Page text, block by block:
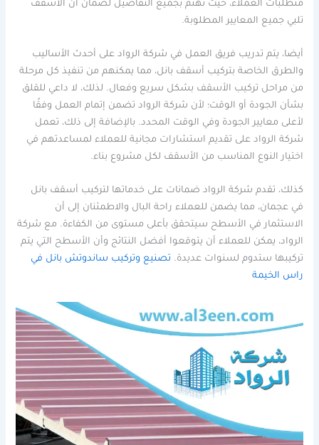
متطلبات العملاء، حيث تهتم بجميع التفاصيل لضمان أن الأسقف
تلبي جميع المعايير المطلوبة.
أيضا، يتم تدريب فريق العمل في شركة الرواد على أحدث الأساليب
والطرق الخاصة بتركيب أسقف بانل، مما يمكنهم من تنفيذ كل مرحلة
من مراحل تركيب الأسقف بشكل سريع وفعال. لذلك، لا داعي للقلق
بشأن الجودة أو الوقت؛ لأن شركة الرواد تضمن إتمام العمل وفقًا
لأعلى معايير الجودة وفي الوقت المحدد. بالإضافة إلى ذلك، تعمل
شركة الرواد على تقديم استشارات مجانية للعملاء لمساعدتهم في
اختيار النوع المناسب من الأسقف لكل مشروع بناء.
كذلك، تقدم شركة الرواد ضمانات على خدماتها لتركيب أسقف بانل
في عجمان، مما يضمن للعملاء راحة البال والاطمئنان إلى أن
الاستثمار في الأسطح سيتحقق بأعلى مستوى من الكفاءة. مع شركة
الرواد، يمكن للعملاء أن يتوقعوا أفضل النتائج وأن الأسطح التي يتم
تركيبها ستدوم لسنوات عديدة. تصنيع وتركيب ساندوتش بانل في
راس الخيمة